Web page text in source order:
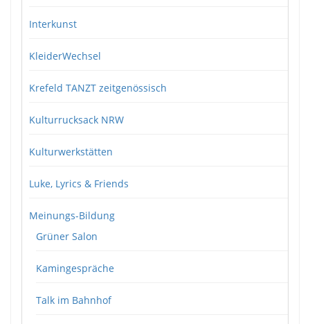
Interkunst
KleiderWechsel
Krefeld TANZT zeitgenössisch
Kulturrucksack NRW
Kulturwerkstätten
Luke, Lyrics & Friends
Meinungs-Bildung
Grüner Salon
Kamingespräche
Talk im Bahnhof